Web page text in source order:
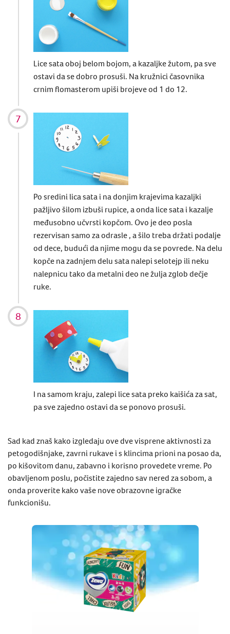
Lice sata oboj belom bojom, a kazaljke žutom, pa sve
ostavi da se dobro prosuši. Na kružnici časovnika
crnim flomasterom upiši brojeve od 1 do 12.
Po sredini lica sata i na donjim krajevima kazaljki
pažljivo šilom izbuši rupice, a onda lice sata i kazalje
međusobno učvrsti kopčom. Ovo je deo posla
rezervisan samo za odrasle , a šilo treba držati podalje
od dece, budući da njime mogu da se povrede. Na delu
kopče na zadnjem delu sata nalepi selotejp ili neku
nalepnicu tako da metalni deo ne žulja zglob dečje
ruke.
I na samom kraju, zalepi lice sata preko kaišića za sat,
pa sve zajedno ostavi da se ponovo prosuši.
Sad kad znaš kako izgledaju ove dve visprene aktivnosti za
petogodišnjake, zavrni rukave i s klincima prioni na posao da,
po kišovitom danu, zabavno i korisno provedete vreme. Po
obavljenom poslu, počistite zajedno sav nered za sobom, a
onda proverite kako vaše nove obrazovne igračke
funkcionišu.